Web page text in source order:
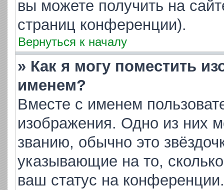
вы можете получить на
страниц конференции).
Вернуться к началу
» Как я могу поместить
именем?
Вместе с именем
изображения. Одно из них
званию, обычно это
указывающие на то,
ваш статус на